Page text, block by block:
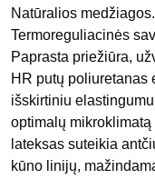
Natūralios medžiagos.
Termoreguliacinės
Paprasta priežiūra,
HR putų poliuretanas
išskirtiniu
optimalų
lateksas suteikia
kūno linijų,